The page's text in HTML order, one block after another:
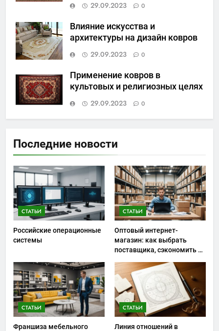
29.09.2023
0
Влияние искусства и
архитектуры на дизайн ковров
29.09.2023
0
Применение ковров в
культовых и религиозных целях
29.09.2023
0
Последние новости
СТАТЬИ
Российские операционные
системы
СТАТЬИ
Оптовый интернет-
магазин: как выбрать
поставщика, сэкономить на
ассортиментом
СТАТЬИ
Франшиза мебельного
СТАТЬИ
Линия отношений в